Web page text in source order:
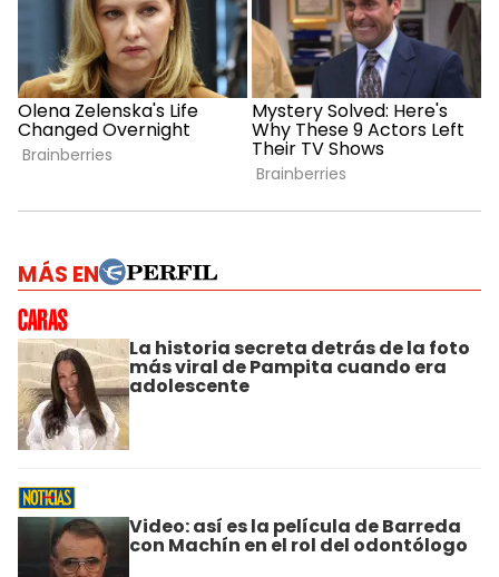
MÁS EN
La historia secreta detrás de la foto
más viral de Pampita cuando era
adolescente
Video: así es la película de Barreda
con Machín en el rol del odontólogo